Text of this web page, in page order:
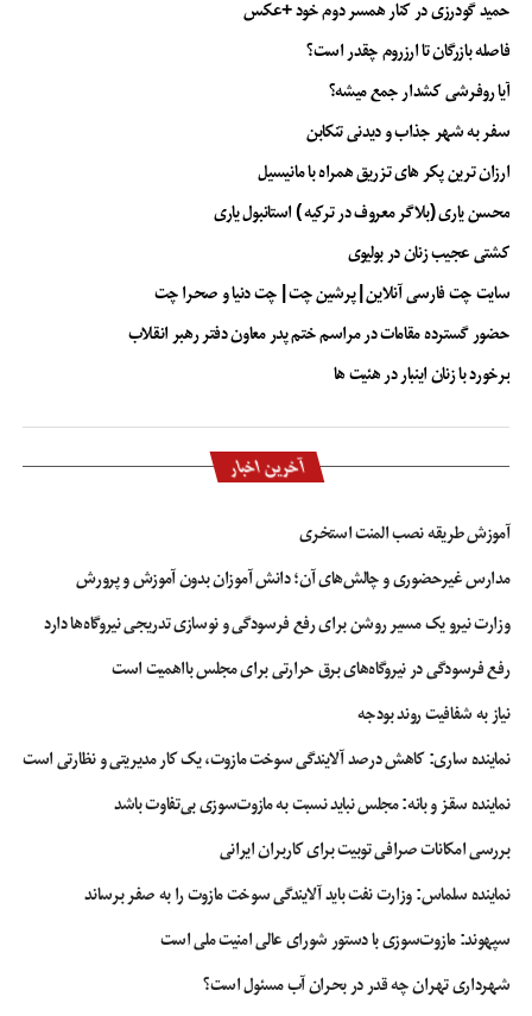
دادسرا، نزدیک به ۷ هزار میلیارد تومان وجه نقد به خزانه استرداد شد که رقم دقیق آن
۶۹۳۷ میلیارد و ۴۱۲ میلیون و ۲۴۴ هزار و ۱۴۰ تومان است.
حکم دادگاه بدوی جعبه سیاه بابک زنجانی صادر شد
وی با بیان اینکه حکم دادگاه بدوی علیرضا زیبا حالت منفرد صادر شده و حکمش
سنگین است، اظهار کرد: به دلیل اینکه پرونده در دادگاه ویژه جرایم اقتصادی نیست تا
تائید حکم در دادگاه تجدید نظر و دیوان عالی کشور از بیان جزئیات معذورم.
پاسخ به گمانه‌زنی بازداشت‌ها در رابطه با روح الله زم
وی در رابطه با دستگیری روح الله زم گفت: در این رابطه باید از اطلاعات سپاه تشکر
قوه قضاییه و نیرو‌های مسلح بازداشت نشده است و بی جهت کسی گمانه زنی نکند و
انگشت اتهام به طرف کسی دراز نشود و اجازه دهند نیرو‌های امنیتی کار خود را
انجام دهد، البته ما با دستگیری این فرد اطلاعات گران قیمتی را به دست آوردیم.
سخنگوی دستگاه قضا تاکید کرد: قبل از دستگیری زم افرادی بازداشت شدند اما در
دوره اخیر کسی بازداشت نشده است.
هشدار به مسئولان
انجام می‌دهند و به دولت‌های خارجی دل گرم هستند هشدار می‌دهم، زیرا ما ثابت
کردیم که در آسمان پهپاد دشمن را هدف قرار می‌دهیم، بنابراین با ریسمان دول
آینده سرنوشتی مانند روح الله زم خواهند داشت.
اعدام بابک زنجانی اموال بابک زنجانی بابک زنجانی
حمید گودرزی در کنار همسر دوم خود +عکس
فاصله بازرگان تا ارزروم چقدر است؟
آیا روفرشی کشدار جمع میشه؟
سفر به شهر جذاب و دیدنی تنکابن
ارزان ترین پکر های تزریق همراه با مانیسیل
محسن یاری (بلاگر معروف در ترکیه ) استانبول یاری
کشتی عجیب زنان در بولیوی
سایت چت فارسی آنلاین | پرشین چت | چت دنیا و صحرا چت
حضور گسترده مقامات در مراسم ختم پدر معاون دفتر رهبر انقلاب
برخورد با زنان اینبار در هئیت ها
آخرین اخبار
آموزش طریقه نصب المنت استخری
مدارس غیرحضوری و چالش‌های آن؛ دانش آموزان بدون آموزش و پرورش
وزارت نیرو یک مسیر روشن برای رفع فرسودگی و نوسازی تدریجی نیروگاه‌ها دارد
رفع فرسودگی در نیروگاه‌های برق حرارتی برای مجلس بااهمیت است
نیاز به شفافیت روند بودجه
نماینده ساری: کاهش درصد آلایندگی سوخت مازوت، یک کار مدیریتی و نظارتی است
نماینده سقز و بانه: مجلس نباید نسبت به مازوت‌سوزی بی‌تفاوت باشد
بررسی امکانات صرافی توبیت برای کاربران ایرانی
نماینده سلماس: وزارت نفت باید آلایندگی سوخت مازوت را به صفر برساند
سپهوند:‌ مازوت‌سوزی با دستور شورای عالی امنیت ملی است
شهرداری تهران چه قدر در بحران آب مسئول است؟